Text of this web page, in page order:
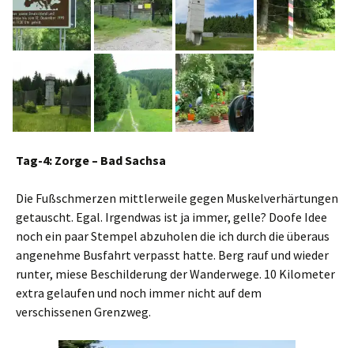
Tag-4: Zorge – Bad Sachsa
Die Fußschmerzen mittlerweile gegen Muskelverhärtungen
getauscht. Egal. Irgendwas ist ja immer, gelle? Doofe Idee
noch ein paar Stempel abzuholen die ich durch die überaus
angenehme Busfahrt verpasst hatte. Berg rauf und wieder
runter, miese Beschilderung der Wanderwege. 10 Kilometer
extra gelaufen und noch immer nicht auf dem
verschissenen Grenzweg.